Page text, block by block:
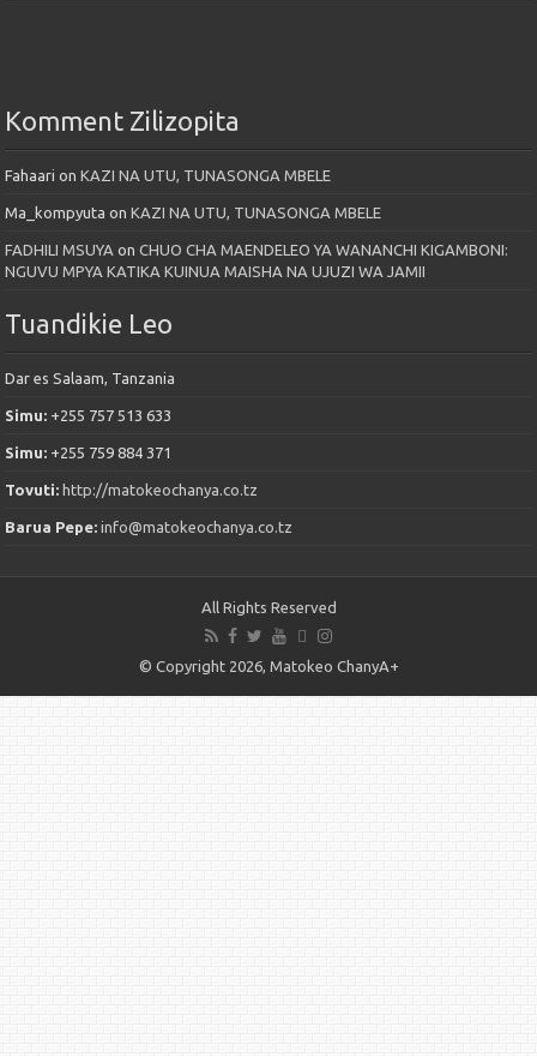
Komment Zilizopita
Fahaari onKAZI NA UTU, TUNASONGA MBELE
Ma_kompyuta onKAZI NA UTU, TUNASONGA MBELE
FADHILI MSUYA onCHUO CHA MAENDELEO YA WANANCHI KIGAMBONI:
NGUVU MPYA KATIKA KUINUA MAISHA NA UJUZI WA JAMII
Tuandikie Leo
Dar es Salaam, Tanzania
Simu: +255 757 513 633
Simu: +255 759 884 371
Tovuti:http://matokeochanya.co.tz
Barua Pepe:info@matokeochanya.co.tz
All Rights Reserved
© Copyright 2026, Matokeo ChanyA+